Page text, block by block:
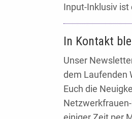
Input-Inklusiv ist
In Kontakt
Unser
dem Laufenden
Euch die